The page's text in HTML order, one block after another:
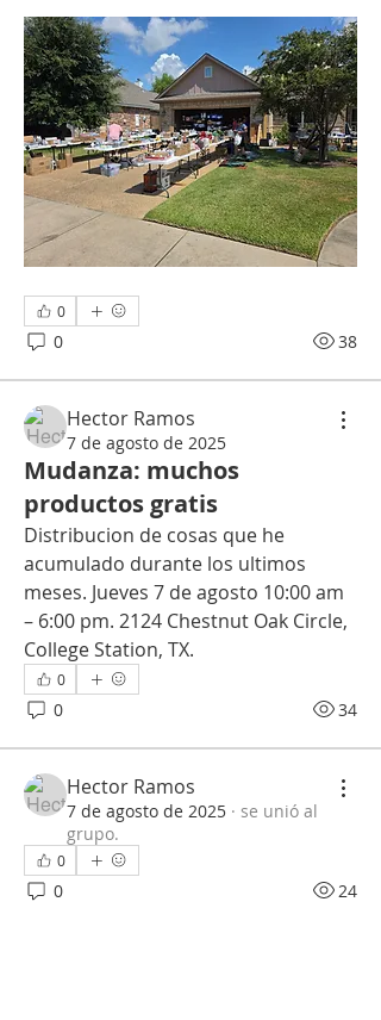
0
0 38
Hector Ramos
7 de agosto de 2025
Mudanza: muchos
productos gratis
Distribucion de cosas que he
acumulado durante los ultimos
meses. Jueves 7 de agosto 10:00 am
– 6:00 pm. 2124 Chestnut Oak Circle,
College Station, TX.
0
0 34
Hector Ramos
7 de agosto de 2025 · se unió al
grupo.
0
0 24